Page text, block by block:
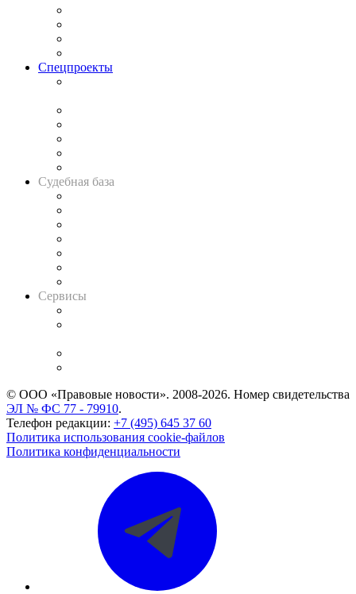
Спецпроекты
Судебная база
Сервисы
© ООО «Правовые новости». 2008-2026. Номер свидетельства
ЭЛ № ФС 77 - 79910.
Телефон редакции: +7 (495) 645 37 60
Политика использования cookie-файлов
Политика конфиденциальности